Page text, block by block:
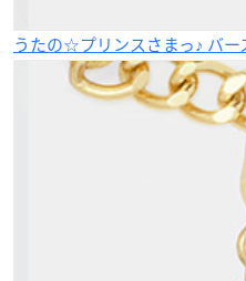
うたの☆プリンスさまっ♪ バー